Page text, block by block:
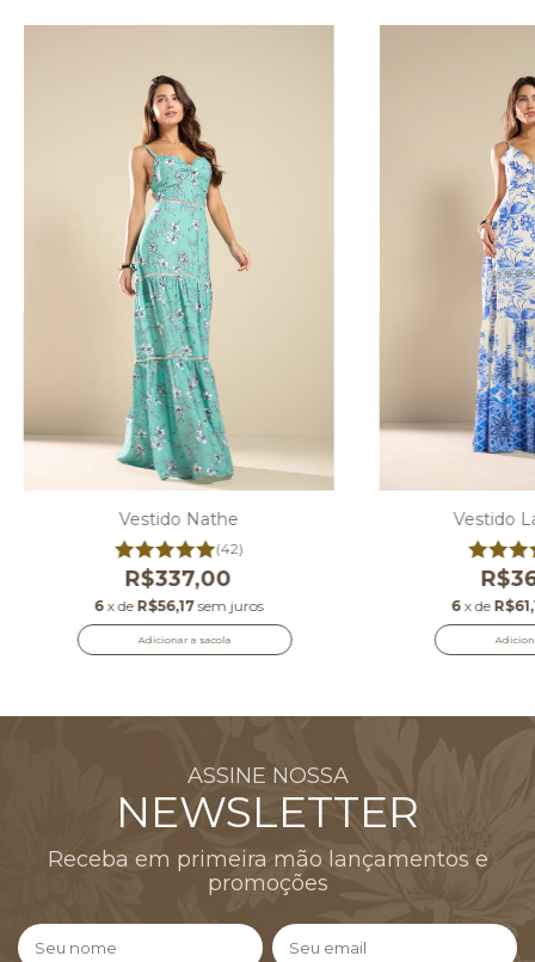
Vestido Nathe
(42)
R$337,00
6 x de R$56,17 sem juros
Adicionar a sacola
Vestido
6 x de
ASSINE NOSSA
NEWSLETTER
Receba em primeira mão lançamentos e
promoções